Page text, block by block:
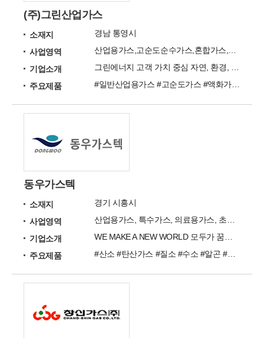
(주)그린산업가스
소재지
경남 통영시
사업영역
기업소개
주요제품
동우가스텍
소재지
경기 시흥시
사업영역
기업소개
주요제품
#산소 #탄산가스 #질소 #수소 #알곤 #헬륨 #혼합가스 #초고순도 순수가스 #반도체용 특수가스